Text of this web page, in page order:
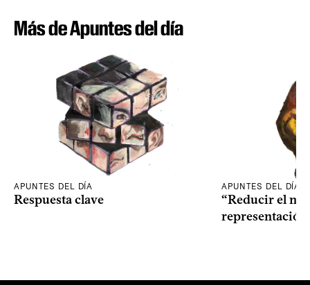
Más de Apuntes del día
APUNTES DEL DÍA
Respuesta clave
APUNTES DEL DÍA
“Reducir el